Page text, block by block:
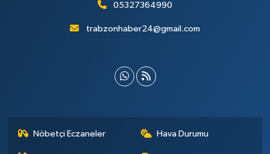
05327364990
trabzonhaber24@gmail.com
Nöbetçi Eczaneler Hava Durumu